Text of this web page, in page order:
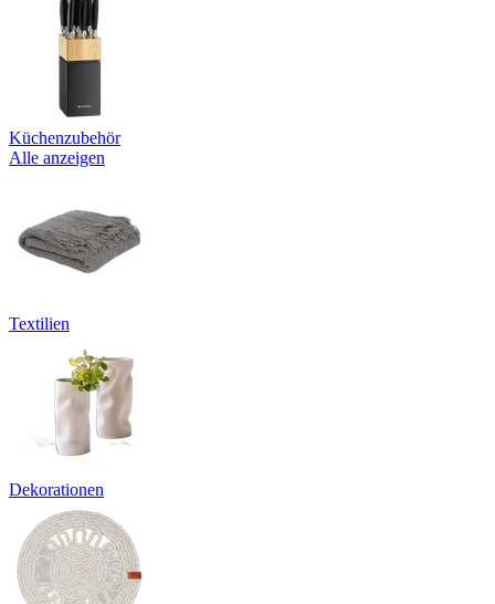
Küchenzubehör
Alle anzeigen
Textilien
Dekorationen